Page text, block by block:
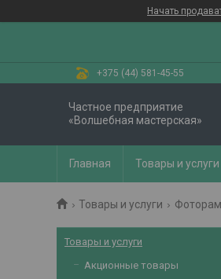
Начать
+375 (44) 581-45-55
Частное предприятие
«Волшебная мастерская»
Главная Товары и услуги
Товары и услуги
Товары и услуги
Акционные товары